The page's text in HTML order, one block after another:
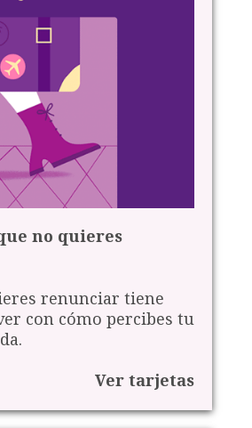
no quieres
renunciar tiene
con cómo percibes tu
Ver tarjetas